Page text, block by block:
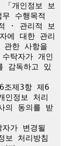
개인정보 보
수행목적
· 관리적 보
에 대한 관리
한 사항을
탁자가 개인
감독하고 있
조제3항 제6
인정보 처리
의 동의를 받
가 변경될
보 처리방침